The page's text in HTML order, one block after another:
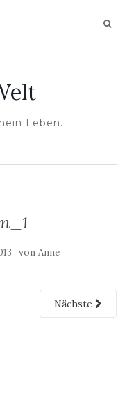
Leben.
von Anne
Nächste